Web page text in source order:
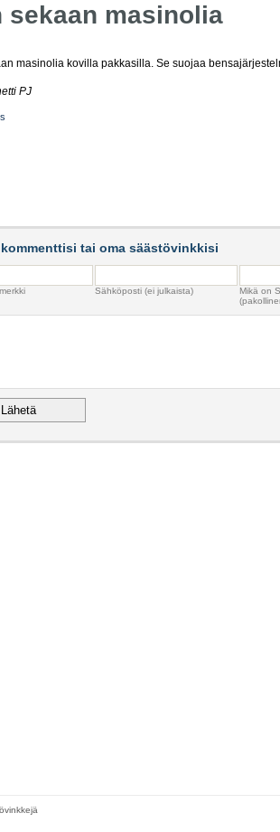
sekaan masinolia
masinolia kovilla pakkasilla. Se suojaa
PJ
tai oma säästövinkkisi
Sähköposti (ei julkaista)
Mikä on